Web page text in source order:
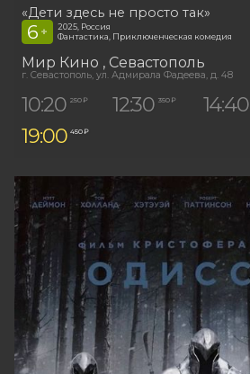
«Дети здесь не просто так»
6 +
2025, Россия
Фантастика, Приключенческая комедия
Мир Кино , Севастополь
г. Севастополь, ул. Адмирала Фадеева, д. 48
10:20 250 ₽ 12:30 350 ₽ 14:40
19:00 450 ₽